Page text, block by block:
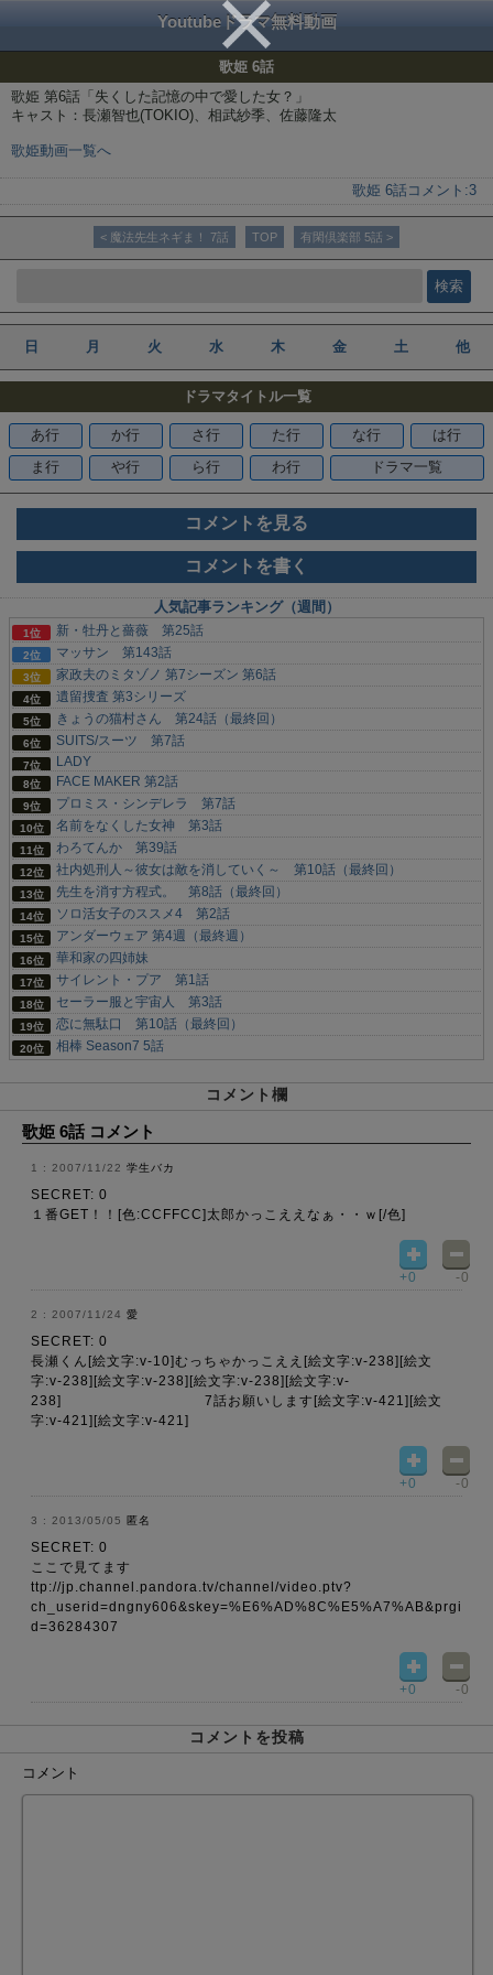
Youtubeドラマ無料動画
歌姫 6話
歌姫 第6話「失くした記憶の中で愛した女？」
キャスト：長瀬智也(TOKIO)、相武紗季、佐藤隆太
歌姫動画一覧へ
歌姫 6話 コメント:3
< 魔法先生ネギま！ 7話 TOP 有閑倶楽部 5話 >
日 月 火 水 木 金 土 他
ドラマタイトル一覧
あ行 か行 さ行 た行 な行
は行
ま行
や行 ら行 わ行 ドラマ一覧
コメントを見る
コメントを書く
人気記事ランキング（週間）
新・牡丹と薔薇 第25話
マッサン 第143話
家政夫のミタゾノ 第7シーズン 第6話
遺留捜査 第3シリーズ
きょうの猫村さん 第24話（最終回）
SUITS/スーツ 第7話
LADY
FACE MAKER 第2話
プロミス・シンデレラ 第7話
名前をなくした女神 第3話
わろてんか 第39話
社内処刑人～彼女は敵を消していく～ 第10話（最終回）
先生を消す方程式。 第8話（最終回）
ソロ活女子のススメ4 第2話
アンダーウェア 第4週（最終週）
華和家の四姉妹
サイレント・プア 第1話
セーラー服と宇宙人 第3話
恋に無駄口 第10話（最終回）
相棒 Season7 5話
コメント欄
歌姫 6話 コメント
2007/11/22 学生バカ
SECRET: 0
１番GET！！[色:CCFFCC]太郎かっこええなぁ・・ｗ[/色]
+0 -0
2007/11/24 愛
SECRET: 0
長瀬くん[絵文字:v-10]むっちゃかっこええ[絵文字:v-238][絵文
字:v-238][絵文字:v-238][絵文字:v-238][絵文字:v-
238] 7話お願いします[絵文字:v-421][絵文
字:v-421][絵文字:v-421]
+0 -0
2013/05/05 匿名
SECRET: 0
ここで見てます
ttp://jp.channel.pandora.tv/channel/video.ptv?
ch_userid=dngny606&skey=%E6%AD%8C%E5%A7%AB&prgi
d=36284307
+0 -0
コメントを投稿
コメント